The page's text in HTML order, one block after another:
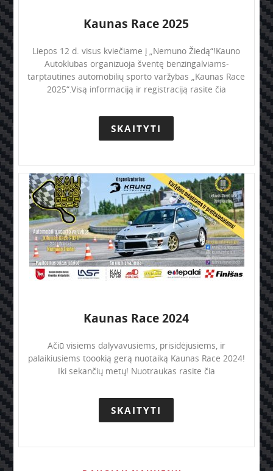
Kaunas Race 2025
Liepos 12 d. visus kviečiame į „Nemuno Žiedą“!Kauno
Autoklubas organizuoja šventę benzingalviams-
tarptautines automobilių sporto varžybas „Kaunas Race
2025“.Visą informaciją ir registraciją rasite čia
SKAITYTI
Kaunas Race 2024
Ačiū visiems dalyvavusiems, prisidėjusiems, ir
palaikiusiems toookią gerą nuotaiką Kaunas Race 2024!
Iki sekančių metų! Nuotraukas rasite čia
SKAITYTI